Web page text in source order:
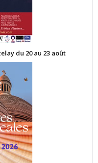
du 20 au 23 août